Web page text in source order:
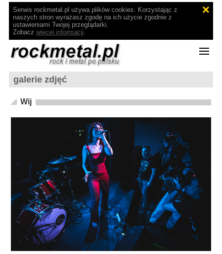
Serwis rockmetal.pl używa plików cookies. Korzystając z
naszych stron wyrażasz zgodę na ich użycie zgodnie z
ustawieniami Twojej przeglądarki.
Zobacz więcej informacji.
galerie zdjęć
Wij